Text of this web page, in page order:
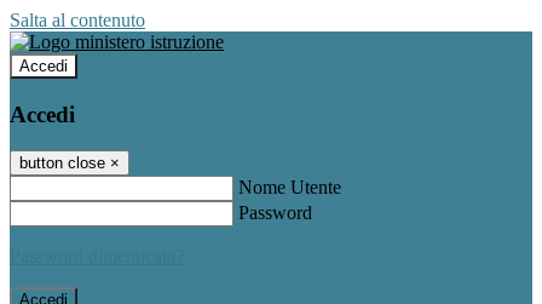
Salta al contenuto
Accedi
Accedi
button close ×
Nome Utente
Password